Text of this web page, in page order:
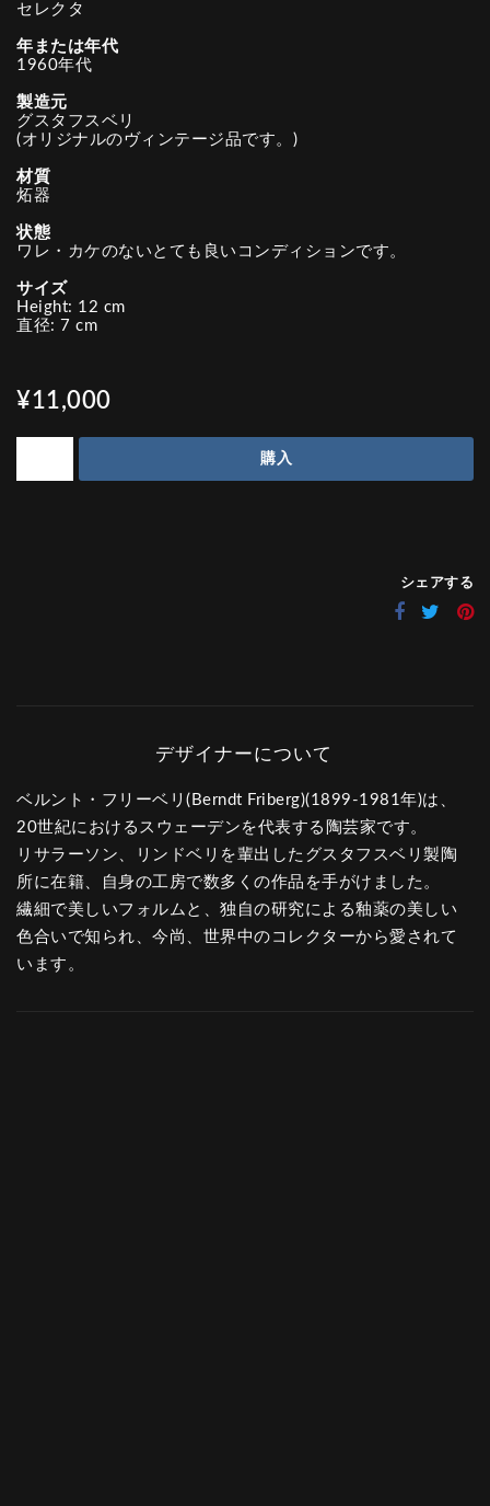
セレクタ
年または年代
1960年代
製造元
グスタフスベリ
(オリジナルのヴィンテージ品です。)
材質
炻器
状態
ワレ・カケのないとても良いコンディションです。
サイズ
Height: 12 cm
直径: 7 cm
¥11,000
購入
シェアする
ベルント・フリーベリ(Berndt Friberg)(1899-1981年)は、
20世紀におけるスウェーデンを代表する陶芸家です。
リサラーソン、リンドベリを輩出したグスタフスベリ製陶
所に在籍、自身の工房で数多くの作品を手がけました。
繊細で美しいフォルムと、独自の研究による釉薬の美しい
色合いで知られ、今尚、世界中のコレクターから愛されて
います。